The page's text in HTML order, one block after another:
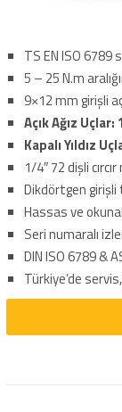
TS EN ISO 6789
5 – 25 N.m
9×12 mm girişli
Açık Ağız
Kapalı Yıldız
1/4″ 72 dişli
Dikdörtgen
Hassas ve
Seri numaralı
DIN ISO 6789 &
Türkiye’de